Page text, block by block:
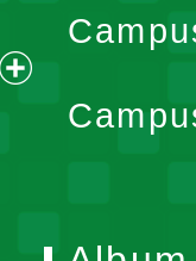
expand